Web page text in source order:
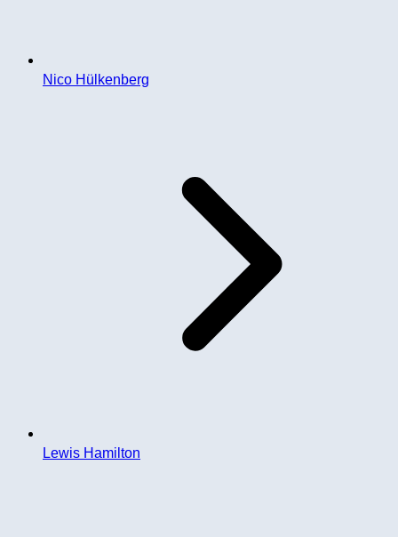
Nico Hülkenberg
Lewis Hamilton